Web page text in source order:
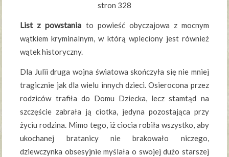
stron 328
List z powstania to powieść obyczajowa z mocnym
wątkiem kryminalnym, w którą wpleciony jest również
wątek historyczny.
Dla Julii druga wojna światowa skończyła się nie mniej
tragicznie jak dla wielu innych dzieci. Osierocona przez
rodziców trafiła do Domu Dziecka, lecz stamtąd na
szczęście zabrała ją ciotka, jedyna pozostająca przy
życiu rodzina. Mimo tego, iż ciocia robiła wszystko, aby
ukochanej bratanicy nie brakowało niczego,
dziewczynka obsesyjnie myślała o swojej dużo starszej